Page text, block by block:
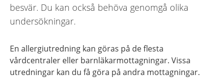
besvär. Du kan också behöva genomgå olika
undersökningar.
En allergiutredning kan göras på de flesta
vårdcentraler eller barnläkarmottagningar. Vissa
utredningar kan du få göra på andra mottagningar.